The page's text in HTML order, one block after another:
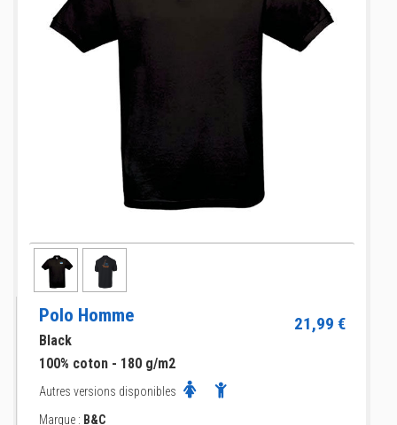
Polo Homme 21,99 €
Black
100% coton - 180 g/m2
Autres versions disponibles
Marque : B&C